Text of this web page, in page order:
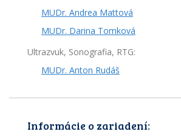
MUDr. Andrea Mattová
MUDr. Darina Tomková
Ultrazvuk, Sonografia, RTG:
MUDr. Anton Rudáš
Informácie o zariadení: